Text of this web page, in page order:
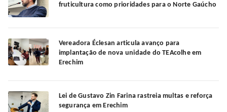
fruticultura como prioridades para o Norte Gaúcho
Vereadora Éclesan articula avanço para
implantação de nova unidade do TEAcolhe em
Erechim
Lei de Gustavo Zin Farina rastreia multas e reforça
segurança em Erechim